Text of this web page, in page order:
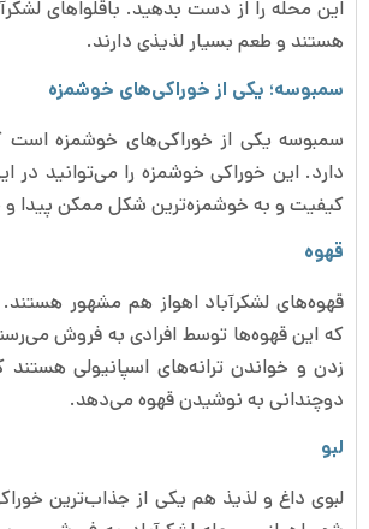
این محله را از دست بدهید. باقلواهای
هستند و طعم بسیار لذیذی دارند.
سمبوسه؛ یکی از خوراکی‌های خوشمزه
سمبوسه یکی از خوراکی‌های خوشمزه است
دارد. این خوراکی خوشمزه را می‌توانید در
کیفیت و به خوشمزه‌ترین شکل ممکن پیدا و
قهوه
قهوه‌های لشکرآباد اهواز هم مشهور
که این قهوه‌ها توسط افرادی به فروش
زدن و خواندن ترانه‌های اسپانیولی
دوچندانی به نوشیدن قهوه می‌دهد.
لبو
لبوی داغ و لذیذ هم یکی از جذاب‌ترین